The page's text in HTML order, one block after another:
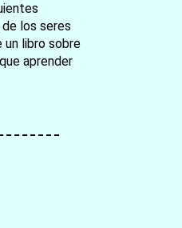
los seres
un libro sobre
aprender